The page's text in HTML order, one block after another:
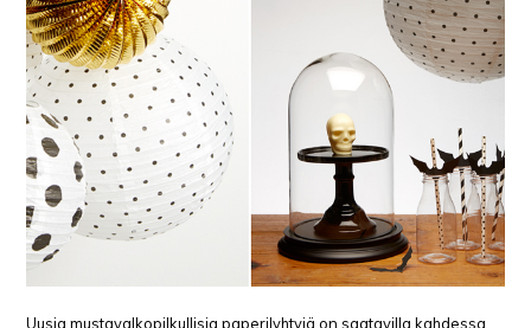
Uusia mustavalkopilkullisia paperilyhtyjä on saatavilla kahdessa